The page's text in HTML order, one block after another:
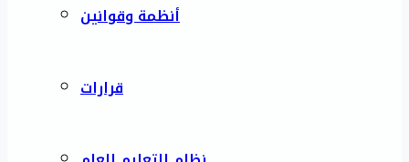
أنظمة وقوانين
قرارات